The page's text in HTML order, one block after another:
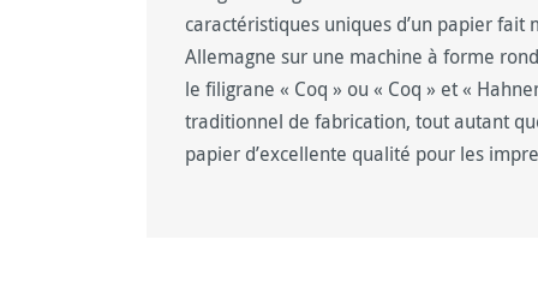
caractéristiques uniques d’un papier
Allemagne sur une machine à forme
le filigrane « Coq » ou « Coq » et «
traditionnel de fabrication, tout autant
papier d’excellente qualité pour les